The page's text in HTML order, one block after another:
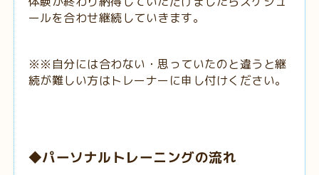
ールを合わせ継続していきます。
※※自分には合わない・思っていたのと違うと継
続が難しい方はトレーナーに申し付けください。
◆パーソナルトレーニングの流れ